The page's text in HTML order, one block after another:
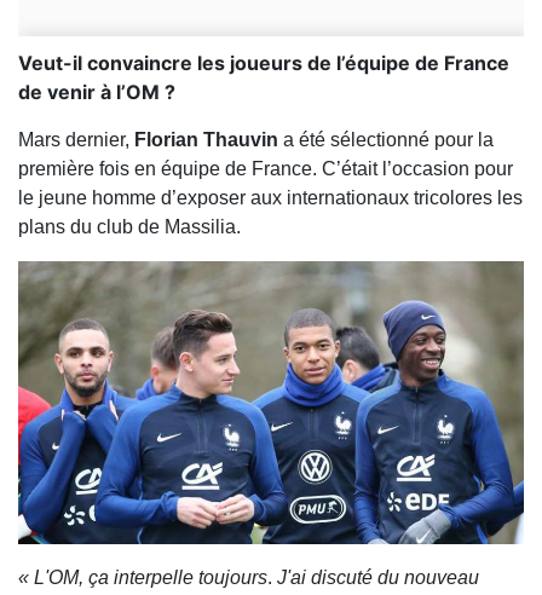
Veut-il convaincre les joueurs de l’équipe de France
de venir à l’OM ?
Mars dernier, Florian Thauvin a été sélectionné pour la
première fois en équipe de France. C’était l’occasion pour
le jeune homme d’exposer aux internationaux tricolores les
plans du club de Massilia.
« L'OM, ça interpelle toujours. J'ai discuté du nouveau